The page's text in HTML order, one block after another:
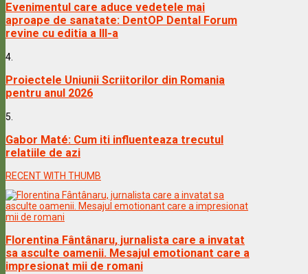
Evenimentul care aduce vedetele mai
aproape de sanatate: DentOP Dental Forum
revine cu editia a III-a
4.
Proiectele Uniunii Scriitorilor din Romania
pentru anul 2026
5.
Gabor Maté: Cum iti influenteaza trecutul
relatiile de azi
RECENT WITH THUMB
Florentina Fântânaru, jurnalista care a invatat
sa asculte oamenii. Mesajul emotionant care a
impresionat mii de romani